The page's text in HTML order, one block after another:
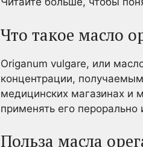
Что такое масло
Origanum vulgare, или
концентрации,
медицинских магазинах и
применять его перорально
Польза масла